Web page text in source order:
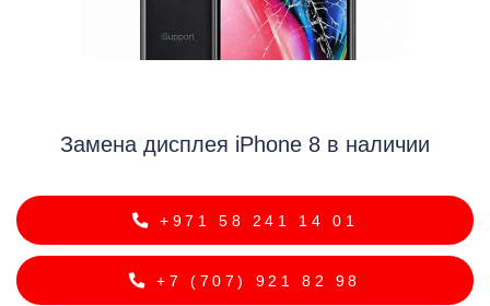
Замена дисплея iPhone 8 в наличии
+971 58 241 14 01
+7 (707) 921 82 98